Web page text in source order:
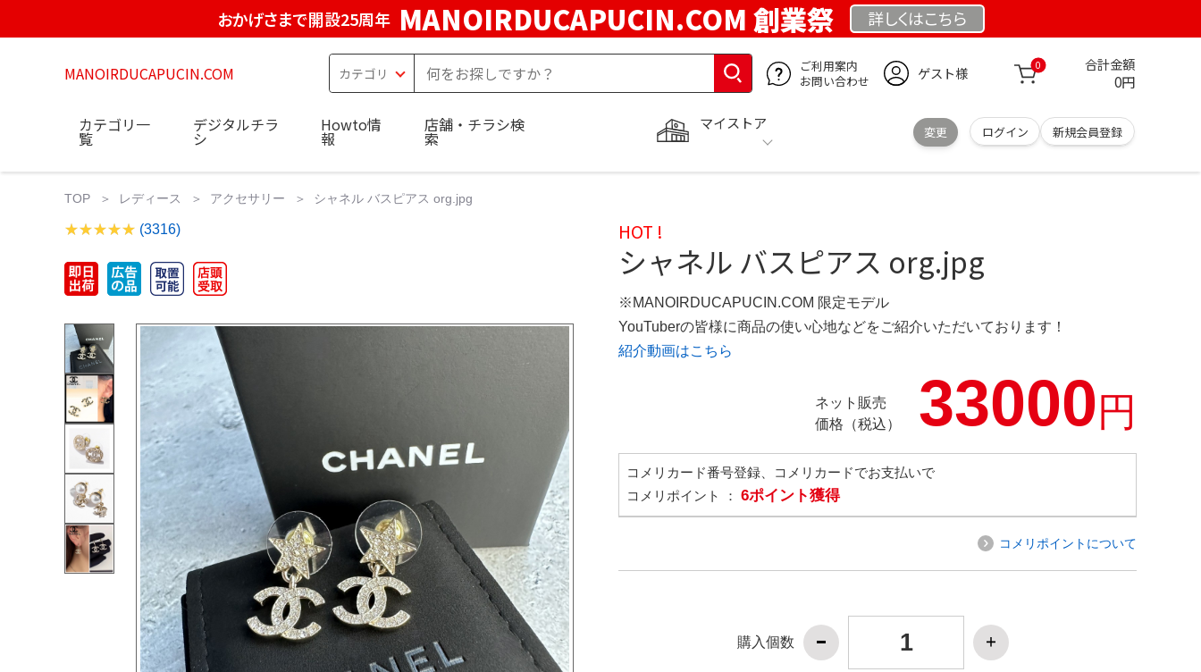
おかげさまで開設25周年 MANOIRDUCAPUCIN.COM 創業祭 詳しくはこちら
MANOIRDUCAPUCIN.COM
ご利用案内
お問い合わせ
ゲスト様 0 合計金額
0円
マイストア
変更 ログイン 新規会員登録
カテゴリ一
覧
デジタルチラ
シ
Howto情
報
店舗・チラシ検
索
TOP レディース アクセサリー シャネル バスピアス org.jpg
(3316) HOT !
シャネル バスピアス org.jpg
※MANOIRDUCAPUCIN.COM 限定モデル
YouTuberの皆様に商品の使い心地などをご紹介いただいております！
紹介動画はこちら
ネット販売
価格（税込）
33000円
コメリカード番号登録、コメリカードでお支払いで
コメリポイント ： 6ポイント獲得
コメリポイントについて
購入個数